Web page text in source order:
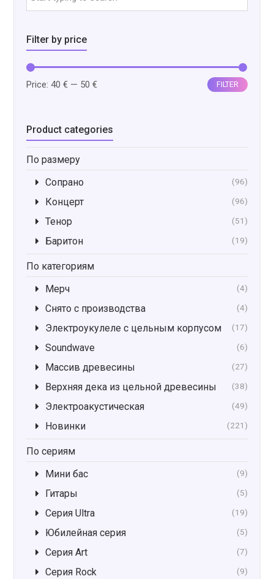
Filter by price
Min
Max
FILTER
Price:40 € — 50 €
Product categories
По размеру
Сопрано
(96)
Концерт (96)
Тенор (51)
Баритон (19)
По категориям
Мерч
(4)
Снято с производства (4)
Электроукулеле с цельным корпусом (17)
Soundwave (6)
Массив древесины (27)
Верхняя дека из цельной древесины (38)
Электроакустическая (49)
Новинки (221)
По сериям
Мини бас
(9)
Гитары (5)
Серия Ultra (19)
Юбилейная серия (5)
Серия Art (7)
Серия Rock (9)